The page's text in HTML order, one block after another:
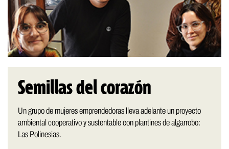
Semillas del corazón
Un grupo de mujeres emprendedoras lleva adelante un proyecto
ambiental cooperativo y sustentable con plantines de algarrobo:
Las Polinesias.